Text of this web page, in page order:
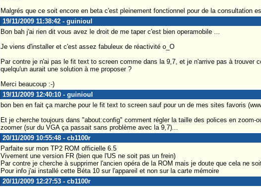
Malgrés que ce soit encore en beta c'est pleinement fonctionnel pour de la consultation
19/11/2009 11:38:42 - guinioul
Bon bah j'ai rien dit vous avez le droit de me taper c'est bien operamobile ...
Je viens d'installer et c'est assez fabuleux de réactivité o_O
Par contre je n'ai pas le fit text to screen comme dans la 9,7, et je n'arrive pas à trouver
quelqu'un aurait une solution à me proposer ?
Merci beaucoup :-)
19/11/2009 12:40:10 - guinioul
bon ben en fait ça marche pour le fit text to screen sauf pour un de mes sites favoris
Et je cherche toujours dans "about:config" comment régler la taille des polices en zoom-
zoomer (sur du VGA ça passait sans problème avec la 9,7)...
20/11/2009 10:55:48 - cb1100r
Parfaite sur mon TP2 ROM officielle 6.5
Vivement une version FR (bien que l'US ne soit pas un frein)
Par contre je cherche à supprimer l'ancien opéra de la ROM mais je doute que cela ne
Pour info j'ai installé cette Béta 10 sur l'appareil et non sur la carte mémoire
20/11/2009 12:27:53 - cb1100r